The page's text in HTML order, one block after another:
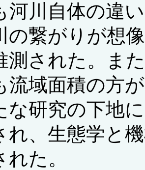
河川自体の違
の繋がりが想
測された。ま
流域面積の方
な研究の下地
れ、生態学と
れた。